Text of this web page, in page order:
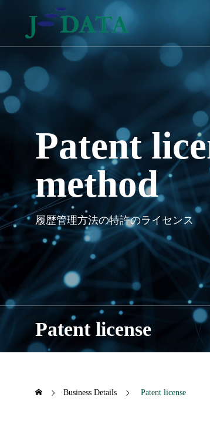
SNSF Business
読み数字検索事業
Patent No. 6123038
2017.04.07
Patent license
Patent
method
履歴管理方法の特許のライセンス
Business Details Patent license